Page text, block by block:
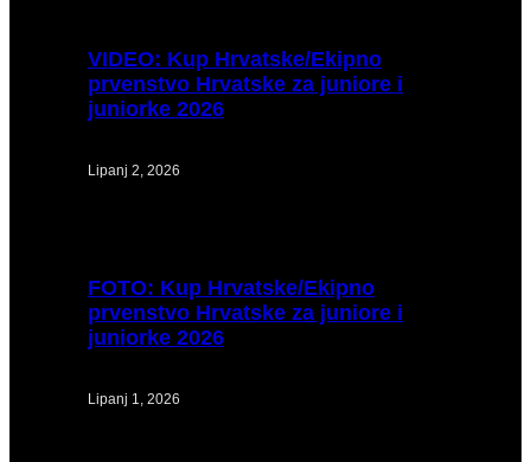
VIDEO: Kup Hrvatske/Ekipno
prvenstvo Hrvatske za juniore i
juniorke 2026
Lipanj 2, 2026
FOTO: Kup Hrvatske/Ekipno
prvenstvo Hrvatske za juniore i
juniorke 2026
Lipanj 1, 2026